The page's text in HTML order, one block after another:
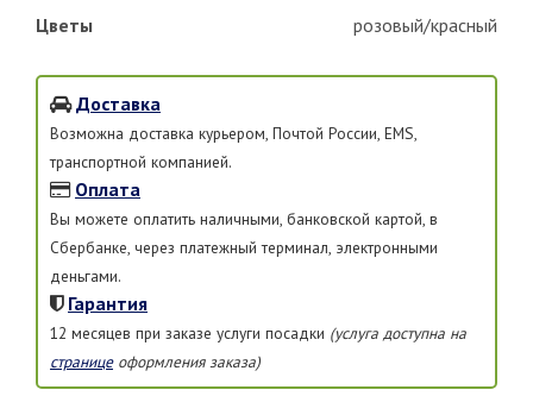
Цветы
розовый/красный
Доставка
Возможна доставка курьером, Почтой России, EMS,
транспортной компанией.
Оплата
Вы можете оплатить наличными, банковской картой, в
Сбербанке, через платежный терминал, электронными
деньгами.
Гарантия
12 месяцев при заказе услуги посадки (услуга доступна на
страницеоформления заказа)